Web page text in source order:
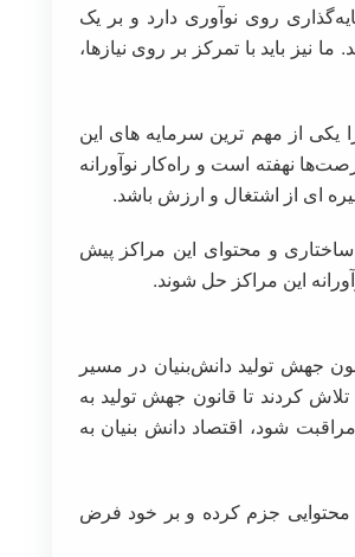
روی نوآوری دارد و بر یک
باید با تمرکز بر روی نیازها،
یکی از مهم ترین سرمایه های این
نهفته است و راه‌کار نوآورانه
ای از اشتغال و ارزش باشد.
و محتوای این مراکز پیش
این مراکز حل شوند.
جهش تولید دانش‌بنیان در مسیر
کردند تا قانون جهش تولید به
شود، اقتصاد دانش بنیان به
محتوایی جزم کرده و بر خود فرض